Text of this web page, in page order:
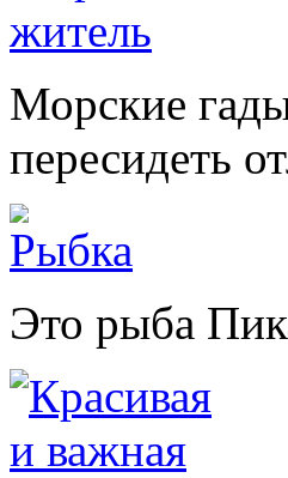
Морские
пересидеть
Это рыба